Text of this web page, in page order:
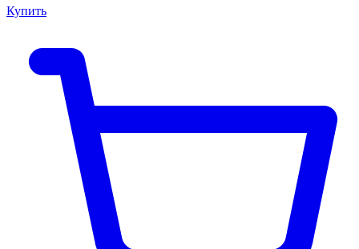
Купить